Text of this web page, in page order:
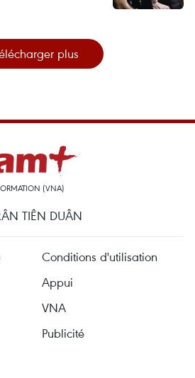
plus
(VNA)
TIÊN DUÂN
Conditions d'utilisation
Appui
VNA
Publicité